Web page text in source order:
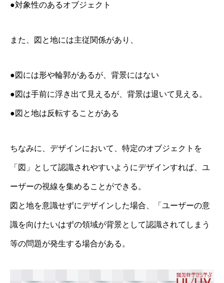
●対象性のあるオブジェクト
また、図と地には主従関係があり、
●図には形や輪郭があるが、背景にはない
●図は手前に浮き出て見えるが、背景は退いて見える。
●図と地は反転することがある
ちなみに、デザインにおいて、特定のオブジェクトを
「図」として認識されやすいようにデザインすれば、ユ
ーザーの視線を集めることができる。
図と地を意識せずにデザインした場合、「ユーザーの意
識を向けたいはずの領域が背景として認識されてしまう
等の問題が発生する場合がある。